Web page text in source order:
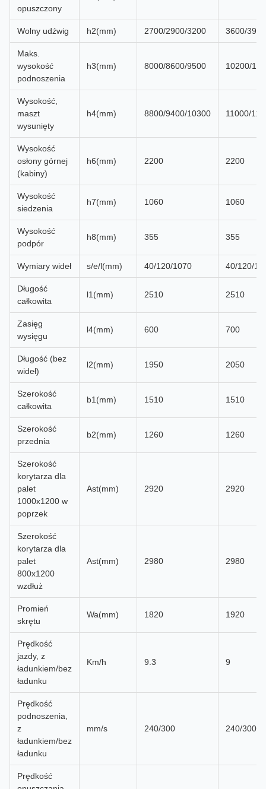
opuszczony
Wolny udźwig h2(mm) 2700/2900/3200 3600/
Maks.
wysokość
podnoszenia
h3(mm) 8000/8600/9500 10200/
Wysokość,
maszt
wysunięty
h4(mm) 8800/9400/10300 11000/
Wysokość
osłony górnej
(kabiny)
h6(mm) 2200 2200
Wysokość
siedzenia
h7(mm) 1060 1060
Wysokość
podpór
h8(mm) 355 355
Wymiary wideł s/e/l(mm) 40/120/1070 40/120/
Długość
całkowita
l1(mm) 2510 2510
Zasięg
wysięgu
l4(mm) 600 700
Długość (bez
wideł)
l2(mm) 1950 2050
Szerokość
całkowita
b1(mm) 1510 1510
Szerokość
przednia
b2(mm) 1260 1260
Szerokość
korytarza dla
palet
1000x1200 w
poprzek
Ast(mm) 2920 2920
Szerokość
korytarza dla
palet
800x1200
wzdłuż
Ast(mm) 2980 2980
Promień
skrętu
Wa(mm) 1820 1920
Prędkość
jazdy, z
ładunkiem/bez
ładunku
Km/h 9.3 9
Prędkość
podnoszenia,
z
ładunkiem/bez
ładunku
mm/s 240/300 240/300
Prędkość